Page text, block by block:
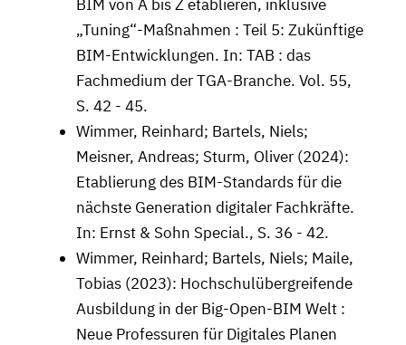
BIM von A bis Z etablieren, inklusive
„Tuning“-Maßnahmen : Teil 5: Zukünftige
BIM-Entwicklungen. In: TAB : das
Fachmedium der TGA-Branche. Vol. 55,
S. 42 - 45.
Wimmer, Reinhard; Bartels, Niels;
Meisner, Andreas; Sturm, Oliver (2024):
Etablierung des BIM-Standards für die
nächste Generation digitaler Fachkräfte.
In: Ernst & Sohn Special., S. 36 - 42.
Wimmer, Reinhard; Bartels, Niels; Maile,
Tobias (2023): Hochschulübergreifende
Ausbildung in der Big-Open-BIM Welt :
Neue Professuren für Digitales Planen